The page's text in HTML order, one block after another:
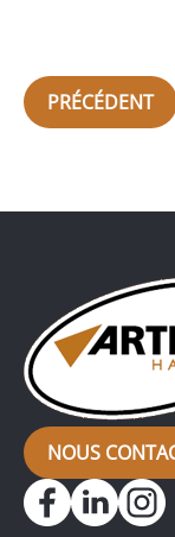
PRÉCÉDENT
NOUS